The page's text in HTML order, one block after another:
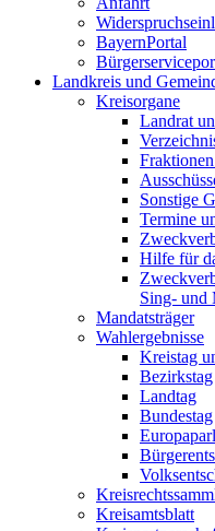
BayernPortal
Landkreis und
Kreisorgane
Landrat
Sonstige
Termine
Hilfe für
Sing- und
Mandatsträger
Wahlergebnisse
Kreistag
Bezirkstag
Landtag
Bundestag
Kreisamtsblatt